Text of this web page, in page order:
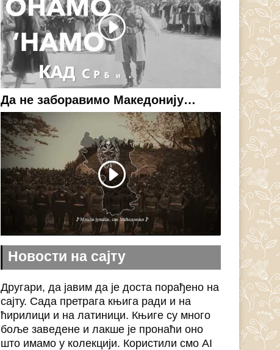
Да не заборавимо Македонију…
Новости на сајту
Другари, да јавим да је доста порађено на
сајту. Сада претрага књига ради и на
ћирилици и на латиници. Књиге су много
боље заведене и лакше је пронаћи оно
што имамо у колекцији. Користили смо AI